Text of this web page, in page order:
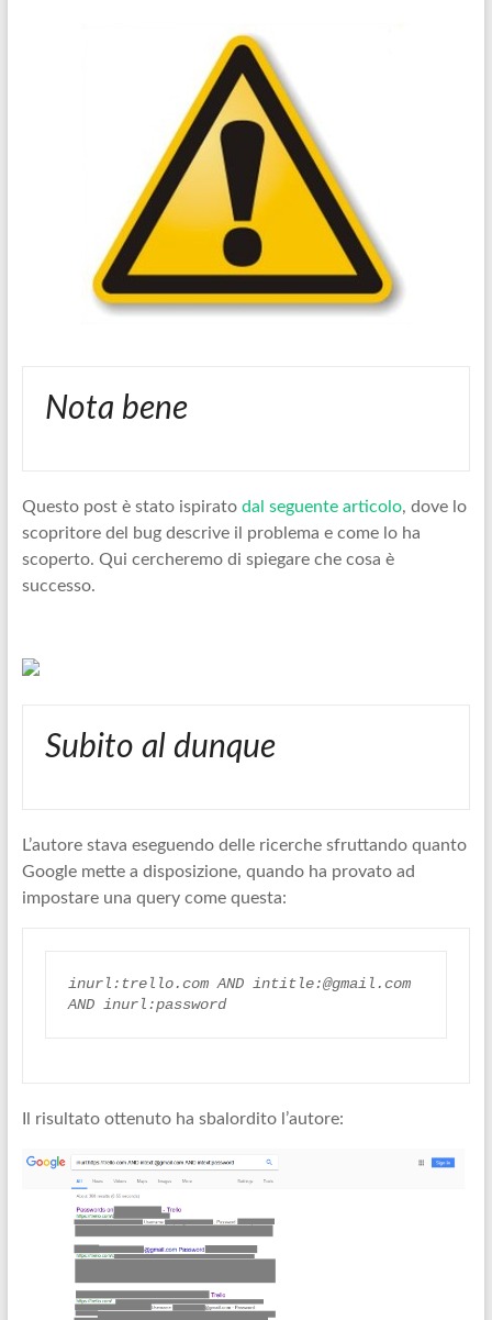
Nota bene
Questo post è stato ispiratodal seguente articolo, dove lo
scopritore del bug descrive il problema e come lo ha
scoperto. Qui cercheremo di spiegare che cosa è
successo.
Subito al dunque
L’autore stava eseguendo delle ricerche sfruttando quanto
Google mette a disposizione, quando ha provato ad
impostare una query come questa:
inurl:trello.com AND intitle:@gmail.com
AND inurl:password
Il risultato ottenuto ha sbalordito l’autore: